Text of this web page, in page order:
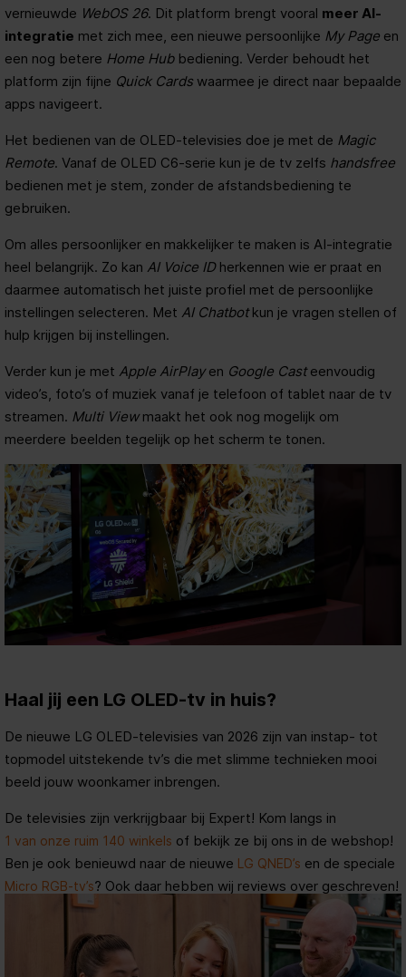
vernieuwde WebOS 26. Dit platform brengt vooral meer AI-
integratie met zich mee, een nieuwe persoonlijke My Page en
een nog betere Home Hubbediening. Verder behoudt het
platform zijn fijne Quick Cards waarmee je direct naar bepaalde
apps navigeert.
Het bedienen van de OLED-televisies doe je met de Magic
Remote. Vanaf de OLED C6-serie kun je de tv zelfs handsfree
bedienen met je stem, zonder de afstandsbediening te
gebruiken.
Om alles persoonlijker en makkelijker te maken is AI-integratie
heel belangrijk. Zo kan AI Voice IDherkennen wie er praat en
daarmee automatisch het juiste profiel met de persoonlijke
instellingen selecteren. Met AI Chatbotkun je vragen stellen of
hulp krijgen bij instellingen.
Verder kun je met Apple AirPlayen Google Casteenvoudig
video’s, foto’s of muziek vanaf je telefoon of tablet naar de tv
streamen. Multi Viewmaakt het ook nog mogelijk om
meerdere beelden tegelijk op het scherm te tonen.
Haal jij een LG OLED-tv in huis?
De nieuwe LG OLED-televisies van 2026 zijn van instap- tot
topmodel uitstekende tv’s die met slimme technieken mooi
beeld jouw woonkamer inbrengen.
De televisies zijn verkrijgbaar bij Expert! Kom langs in
1 van onze ruim 140 winkels of bekijk ze bij ons in de webshop!
Ben je ook benieuwd naar de nieuwe LG QNED’s en de speciale
Micro RGB-tv’s? Ook daar hebben wij reviews over geschreven!